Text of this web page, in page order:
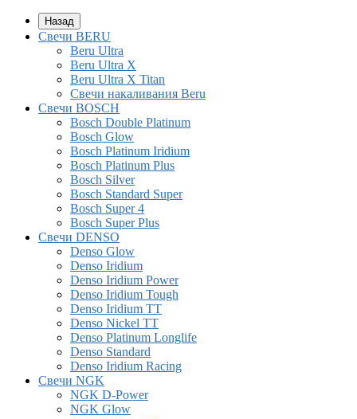
Назад
Свечи BERU
Beru Ultra
Beru Ultra X
Beru Ultra X Titan
Свечи накаливания Beru
Свечи BOSCH
Bosch Double Platinum
Bosch Glow
Bosch Platinum Iridium
Bosch Platinum Plus
Bosch Silver
Bosch Standard Super
Bosch Super 4
Bosch Super Plus
Свечи DENSO
Denso Glow
Denso Iridium
Denso Iridium Power
Denso Iridium Tough
Denso Iridium TT
Denso Nickel TT
Denso Platinum Longlife
Denso Standard
Denso Iridium Racing
Свечи NGK
NGK D-Power
NGK Glow